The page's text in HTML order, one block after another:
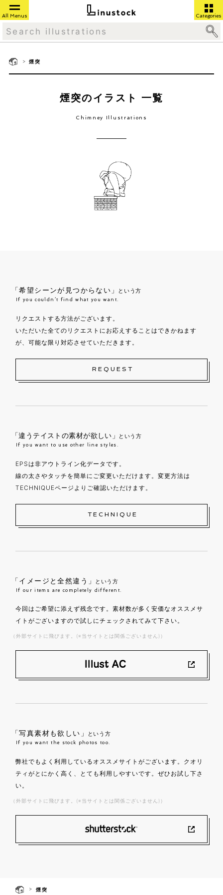
All Menus Categories
>煙突
煙突のイラスト 一覧
Chimney Illustrations
「希望シーンが見つからない」 という方
If you couldn’t find what you want.
リクエストする方法がございます。
いただいた全てのリクエストにお応えすることはできかねます
が、可能な限り対応させていただきます。
REQUEST
「違うテイストの素材が欲しい」 という方
If you want to use other line styles.
EPSは非アウトライン化データです。
線の太さやタッチを簡単にご変更いただけます。変更方法は
TECHNIQUEページよりご確認いただけます。
TECHNIQUE
「イメージと全然違う」 という方
If our items are completely different.
今回はご希望に添えず残念です。素材数が多く安価なオススメサ
イトがございますので試しにチェックされてみて下さい。
（外部サイトに飛びます。(※当サイトとは関係ございません)）
「写真素材も欲しい」 という方
If you want the stock photos too.
弊社でもよく利用しているオススメサイトがございます。クオリ
ティがとにかく高く、とても利用しやすいです。ぜひお試し下さ
い。
（外部サイトに飛びます。(※当サイトとは関係ございません)）
> 煙突